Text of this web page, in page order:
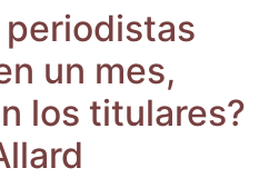
un mes,
los titu­la­res?